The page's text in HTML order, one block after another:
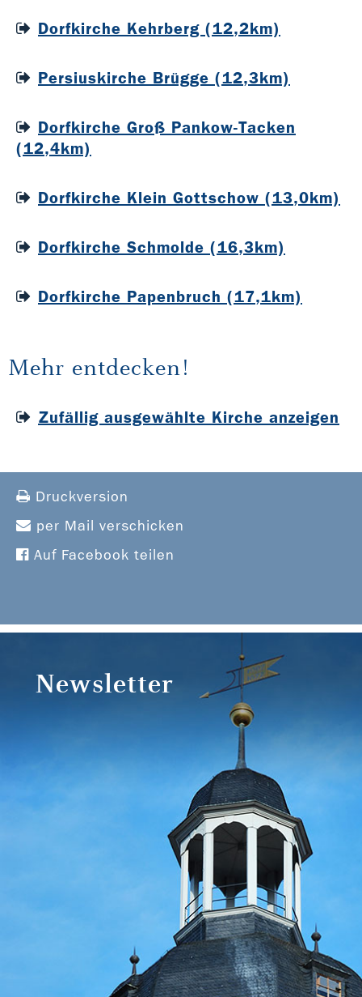
Dorfkirche Kehrberg (12,2km)
Persiuskirche Brügge (12,3km)
Dorfkirche Groß Pankow-Tacken
(12,4km)
Dorfkirche Klein Gottschow (13,0km)
Dorfkirche Schmolde (16,3km)
Dorfkirche Papenbruch (17,1km)
Mehr entdecken!
Zufällig ausgewählte Kirche anzeigen
Druckversion
per Mail verschicken
Auf Facebook teilen
Newsletter